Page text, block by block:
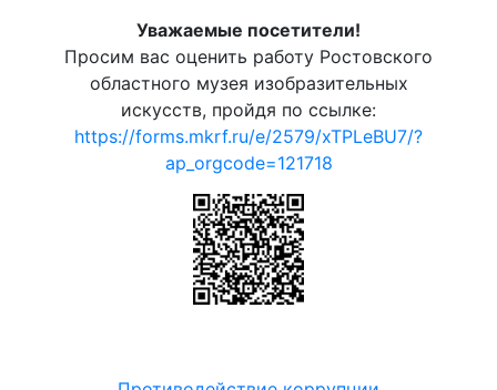
Уважаемые посетители!
Просим вас оценить работу Ростовского
областного музея изобразительных
искусств, пройдя по ссылке:
https://forms.mkrf.ru/e/2579/xTPLeBU7/?
ap_orgcode=121718